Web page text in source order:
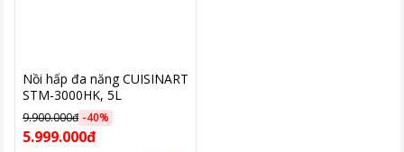
Nồi hấp đa năng CUISINART
STM-3000HK, 5L
9.900.000đ -40%
5.999.000đ